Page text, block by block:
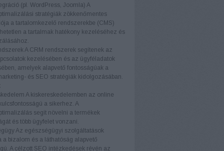
(pl. WordPress, Joomla) A
stratégiák zökkenőmentes
a tartalomkezelő rendszerekbe (CMS)
a tartalmak hatékony kezeléséhez és
A CRM rendszerek segítenek az
kezelésében és az ügyféladatok
amelyek alapvető fontosságúak a
és SEO stratégiák kidolgozásában.
A kiskereskedelemben az online
a sikerhez. A
segít növelni a termékek
és több ügyfelet vonzani.
Az egészségügyi szolgáltatások
a bizalom és a láthatóság alapvető
A célzott SEO intézkedések révén az